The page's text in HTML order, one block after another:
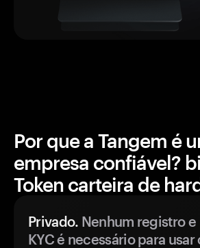
Por que a Tangem é
empresa confiável?
Token carteira de
Privado. Nenhum registro e
KYC é necessário para usar